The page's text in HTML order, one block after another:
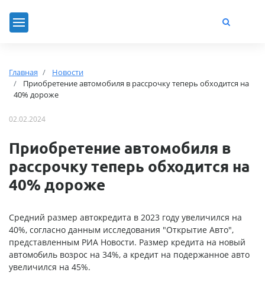
Главная
Новости
Приобретение автомобиля в рассрочку теперь обходится на
40% дороже
02.02.2024
Приобретение автомобиля в
рассрочку теперь обходится на
40% дороже
Средний размер автокредита в 2023 году увеличился на
40%, согласно данным исследования "Открытие Авто",
представленным РИА Новости. Размер кредита на новый
автомобиль возрос на 34%, а кредит на подержанное авто
увеличился на 45%.